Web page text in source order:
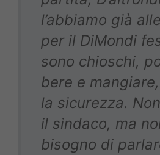
l’abbiamo già
per il DiMondi
sono chioschi,
bere e
la sicurezza.
il sindaco, ma
bisogno di